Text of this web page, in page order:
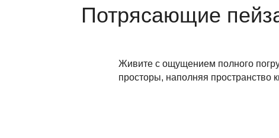
Потрясающие
Живите с ощущением полного
просторы, наполняя пространство